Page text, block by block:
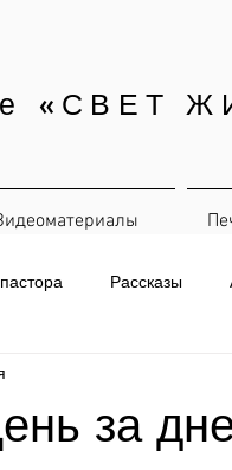
«СВЕТ
Рассказы
за